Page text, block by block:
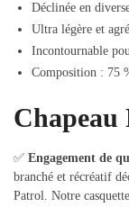
Déclinée en
Ultra légère et
Incontournable
Composition : 75
Chapeau
✅ Engagement de
branché et récréatif
Patrol. Notre